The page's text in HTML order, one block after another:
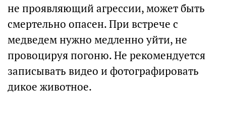
не проявляющий агрессии, может быть
смертельно опасен. При встрече с
медведем нужно медленно уйти, не
провоцируя погоню. Не рекомендуется
записывать видео и фотографировать
дикое животное.